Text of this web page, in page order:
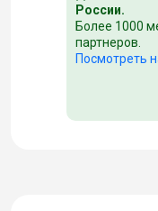
России.
Более 1000
партнеров.
Посмотреть